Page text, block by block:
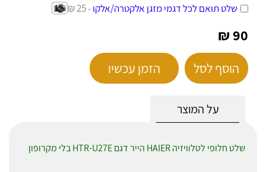
שלט תואם לכל דגמי מזגן אלקטרה/אלקו- 25 ₪
90 ₪
הוסף לסל הזמן עכשיו
על המוצר
שלט חלופי לטלוויזיה HAIER הייר דגם HTR-U27E בלי מקרופון